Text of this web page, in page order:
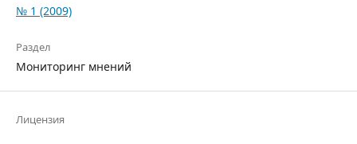
№ 1 (2009)
Раздел
Мониторинг мнений
Лицензия